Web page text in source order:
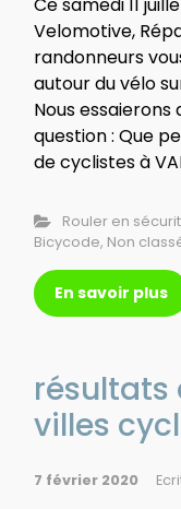
Velomotive,
randonneurs
autour du vélo
Nous
question : Que
de cyclistes à
Rouler en
Bicycode, Non
En savoir plus
résultats
villes
7 février 2020